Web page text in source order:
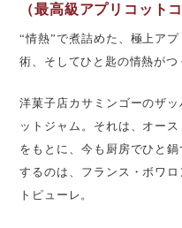
（最高級アプリコット
“情熱”で煮詰めた、極上ア
術、そしてひと匙の情熱がつ
洋菓子店カサミンゴーのザ
ットジャム。それは、オー
をもとに、今も厨房でひと
するのは、フランス・ボワ
トピューレ。